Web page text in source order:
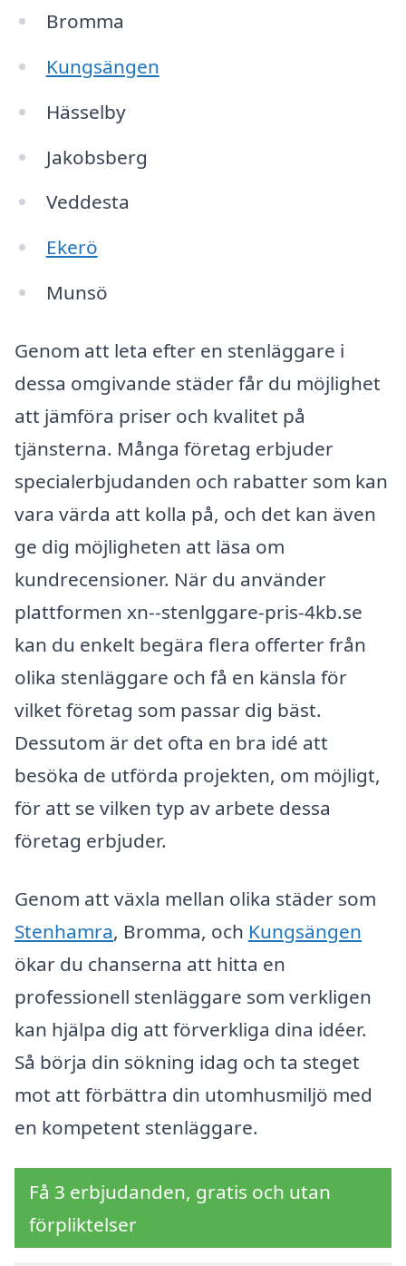
Bromma
Kungsängen
Hässelby
Jakobsberg
Veddesta
Ekerö
Munsö
Genom att leta efter en stenläggare i
dessa omgivande städer får du möjlighet
att jämföra priser och kvalitet på
tjänsterna. Många företag erbjuder
specialerbjudanden och rabatter som kan
vara värda att kolla på, och det kan även
ge dig möjligheten att läsa om
kundrecensioner. När du använder
plattformen xn--stenlggare-pris-4kb.se
kan du enkelt begära flera offerter från
olika stenläggare och få en känsla för
vilket företag som passar dig bäst.
Dessutom är det ofta en bra idé att
besöka de utförda projekten, om möjligt,
för att se vilken typ av arbete dessa
företag erbjuder.
Genom att växla mellan olika städer som
Stenhamra, Bromma, och Kungsängen
ökar du chanserna att hitta en
professionell stenläggare som verkligen
kan hjälpa dig att förverkliga dina idéer.
Så börja din sökning idag och ta steget
mot att förbättra din utomhusmiljö med
en kompetent stenläggare.
Få 3 erbjudanden, gratis och utan
förpliktelser